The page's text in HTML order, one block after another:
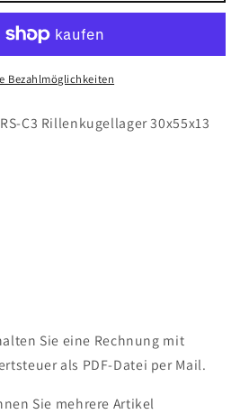
Bezahlmöglichkeiten
C3 Rillenkugellager 30x55x13
Sie eine Rechnung mit
als PDF-Datei per Mail.
Sie mehrere Artikel